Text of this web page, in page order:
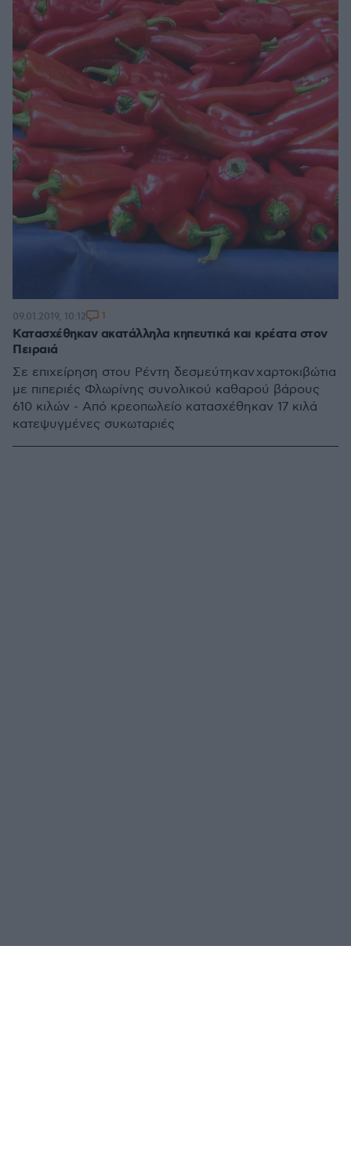
Κατασχέθηκαν ακατάλληλα κηπευτικά και κρέατα στον
Πειραιά
Σε επιχείρηση στου Ρέντη δεσμεύτηκαν χαρτοκιβώτια
με πιπεριές Φλωρίνης συνολικού καθαρού βάρους
610 κιλών - Από κρεοπωλείο κατασχέθηκαν 17 κιλά
κατεψυγμένες συκωταριές
09.01.2019, 10:12 1